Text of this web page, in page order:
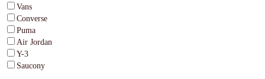
Vans
Converse
Puma
Air Jordan
Y-3
Saucony